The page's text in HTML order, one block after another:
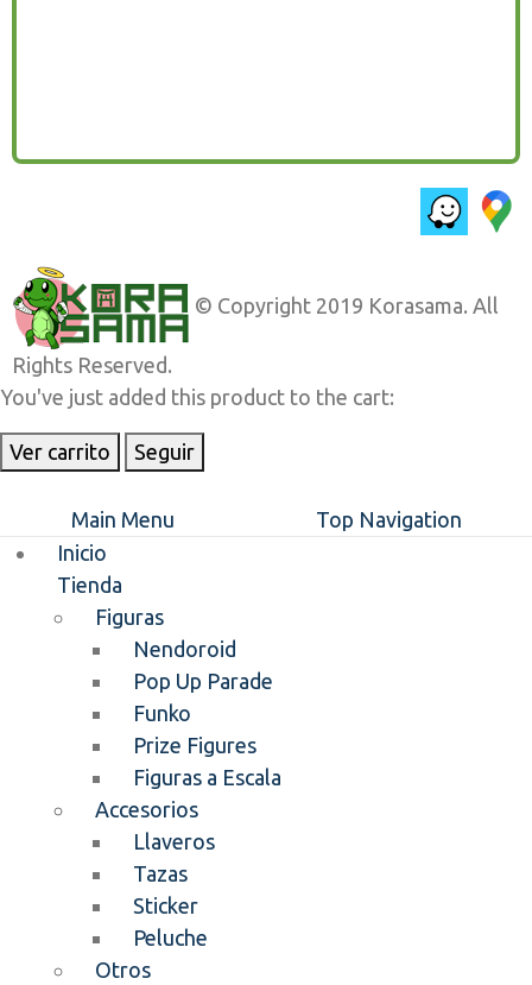
© Copyright 2019 Korasama. All
Rights Reserved.
You've just added this product to the cart:
Ver carrito Seguir
Main Menu
Top Navigation
Inicio
Tienda
Figuras
Nendoroid
Pop Up Parade
Funko
Prize Figures
Figuras a Escala
Accesorios
Llaveros
Tazas
Sticker
Peluche
Otros